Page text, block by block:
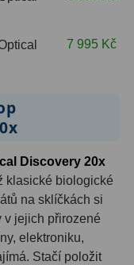
7 995 Kč
Discovery 20x
klasické biologické
na sklíčkách si
v jejich přirozené
elektroniku,
Stačí položit